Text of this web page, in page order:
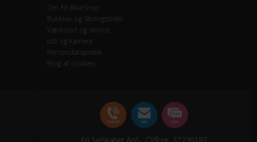
Om Fri BikeShop
Butikker og åbningstider
Værksted og service
Job og karriere
Persondatapolitik
Brug af cookies